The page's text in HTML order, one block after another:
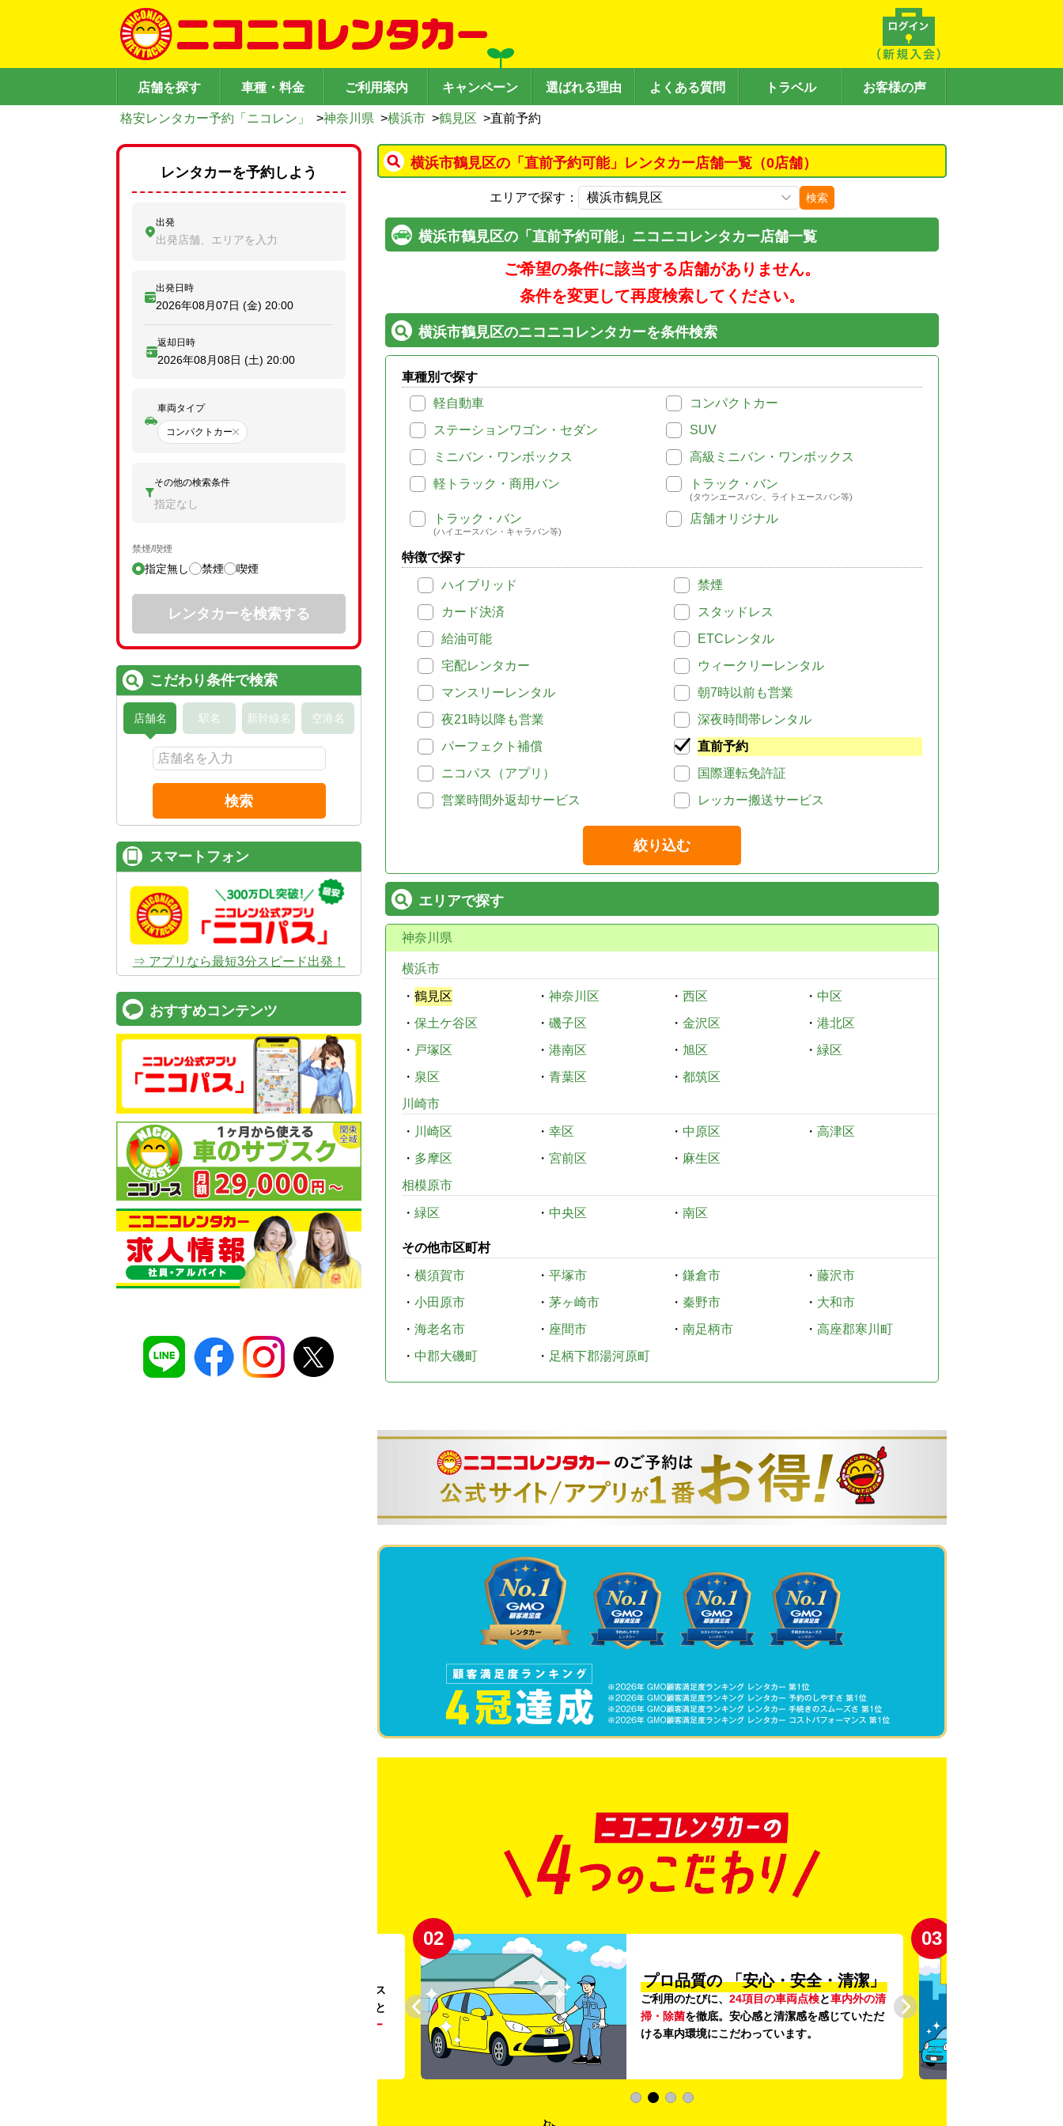
店舗を探す 車種・料金 ご利用案内 キャンペーン 選ばれる理由 よくある質問 トラベル お客様の声
格安レンタカー予約「ニコレン」 >神奈川県 >横浜市 >鶴見区 >直前予約
横浜市鶴見区の「直前予約可能」レンタカー店舗一覧（0店舗）
エリアで探す： 検索
横浜市鶴見区の「直前予約可能」ニコニコレンタカー店舗一覧
ご希望の条件に該当する店舗がありません。
条件を変更して再度検索してください。
横浜市鶴見区のニコニコレンタカーを条件検索
車種別で探す
軽自動車
コンパクトカー
ステーションワゴン・セダン
SUV
ミニバン・ワンボックス
高級ミニバン・ワンボックス
軽トラック・商用バン
トラック・バン
(タウンエースバン、ライトエースバン等)
トラック・バン
(ハイエースバン・キャラバン等)
店舗オリジナル
特徴で探す
ハイブリッド
禁煙
カード決済
スタッドレス
給油可能
ETCレンタル
宅配レンタカー
ウィークリーレンタル
マンスリーレンタル
朝7時以前も営業
夜21時以降も営業
深夜時間帯レンタル
パーフェクト補償
直前予約
ニコパス（アプリ）
国際運転免許証
営業時間外返却サービス
レッカー搬送サービス
絞り込む
エリアで探す
神奈川県
横浜市
・ 鶴見区 ・ 神奈川区 ・ 西区 ・ 中区
・ 保土ケ谷区 ・ 磯子区 ・ 金沢区 ・ 港北区
・ 戸塚区 ・ 港南区 ・ 旭区 ・ 緑区
・ 泉区 ・ 青葉区 ・ 都筑区
川崎市
・ 川崎区 ・ 幸区 ・ 中原区 ・ 高津区
・ 多摩区 ・ 宮前区 ・ 麻生区
相模原市
・ 緑区 ・ 中央区 ・ 南区
その他市区町村
・ 横須賀市 ・ 平塚市 ・ 鎌倉市 ・ 藤沢市
・ 小田原市 ・ 茅ヶ崎市 ・ 秦野市 ・ 大和市
・ 海老名市 ・ 座間市 ・ 南足柄市 ・ 高座郡寒川町
・ 中郡大磯町 ・ 足柄下郡湯河原町
。ガソリンス
タンドや整備工場の既存インフラを活用すること
リー
02
プロ品質の 「安心・安全・清潔」
ご利用のたびに、 24項目の車両点検と車内外の清
掃・除菌を徹底。安心感と清潔感を感じていただ
ける車内環境にこだわっています。
03
レンタカーを予約しよう
出発
出発店舗、エリアを入力
出発日時
2026年08月07日 (金) 20:00
返却日時
2026年08月08日 (土) 20:00
車両タイプ
コンパクトカー
その他の検索条件
指定なし
禁煙/喫煙
指定無し 禁煙 喫煙
レンタカーを検索する
こだわり条件で検索
店舗名 駅名 新幹線名 空港名
検索
スマートフォン
⇒ アプリなら最短3分スピード出発！
おすすめコンテンツ